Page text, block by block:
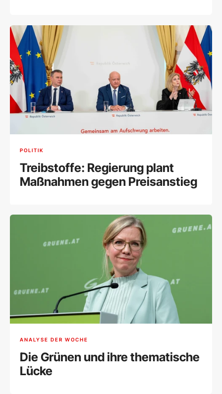
POLITIK
Treibstoffe: Regierung plant
Maßnahmen gegen Preisanstieg
ANALYSE DER WOCHE
Die Grünen und ihre thematische
Lücke